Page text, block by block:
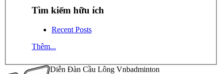
Tìm kiếm hữu ích
Recent Posts
Thêm...
Diễn Đàn Cầu Lông Vnbadminton